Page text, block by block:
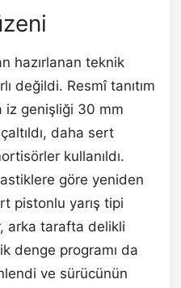
hazırlanan teknik
değildi. Resmî tanıtım
iz genişliği 30 mm
daha sert
kullanıldı.
göre yeniden
pistonlu yarış tipi
arka tarafta delikli
denge programı da
ve sürücünün